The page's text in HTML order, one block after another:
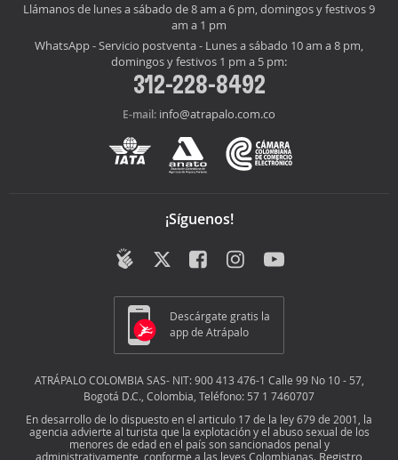
Llámanos de lunes a sábado de 8 am a 6 pm, domingos y festivos 9
am a 1 pm
WhatsApp - Servicio postventa - Lunes a sábado 10 am a 8 pm,
domingos y festivos 1 pm a 5 pm:
312-228-8492
E-mail: info@atrapalo.com.co
¡Síguenos!
Descárgate gratis la
app de Atrápalo
ATRÁPALO COLOMBIA SAS- NIT: 900 413 476-1 Calle 99 No 10 - 57,
Bogotá D.C., Colombia, Teléfono: 57 1 7460707
En desarrollo de lo dispuesto en el articulo 17 de la ley 679 de 2001, la
agencia advierte al turista que la explotación y el abuso sexual de los
menores de edad en el país son sancionados penal y
administrativamente, conforme a las leyes Colombianas. Registro